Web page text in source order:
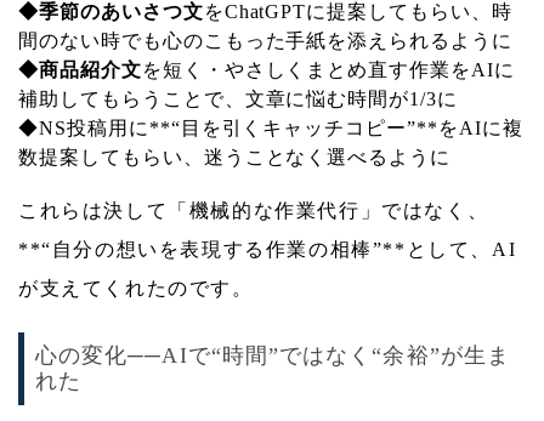
◆季節のあいさつ文をChatGPTに提案してもらい、時
間のない時でも心のこもった手紙を添えられるように
◆商品紹介文を短く・やさしくまとめ直す作業をAIに
補助してもらうことで、文章に悩む時間が1/3に
◆NS投稿用に**“目を引くキャッチコピー”**をAIに複
数提案してもらい、迷うことなく選べるように
これらは決して「機械的な作業代行」ではなく、
**“自分の想いを表現する作業の相棒”**として、AI
が支えてくれたのです。
心の変化──AIで“時間”ではなく“余裕”が生ま
れた